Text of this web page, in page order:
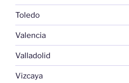
Toledo
Valencia
Valladolid
Vizcaya